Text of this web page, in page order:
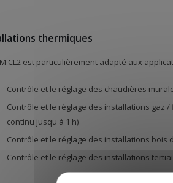
thermiques
CL2 est particulièrement adapté aux
Contrôle et le réglage des chaudières
Contrôle et le réglage des installations gaz
continu jusqu'à 1 h)
Contrôle et le réglage des installations bois
Contrôle et le réglage des installations